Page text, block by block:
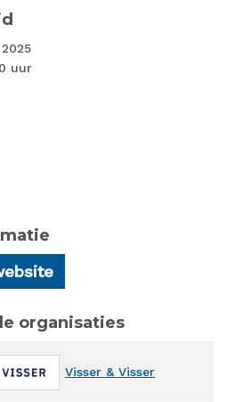
uur
organisaties
Visser & Visser